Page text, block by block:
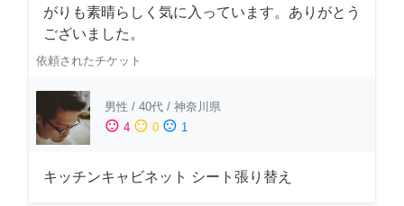
がりも素晴らしく気に入っています。ありがとう
ございました。
依頼されたチケット
男性 / 40代 / 神奈川県
sentiment_satisfied 4 sentiment_neutral 0 sentiment_dissatisfied 1
キッチンキャビネット シート張り替え